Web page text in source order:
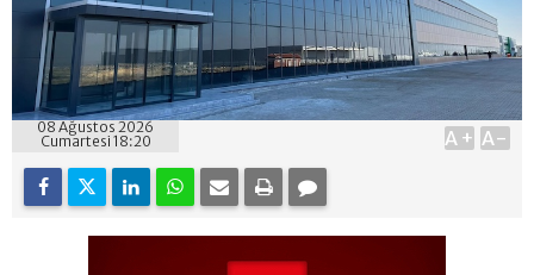
08 Ağustos 2026
Cumartesi 18:20
A+ A-